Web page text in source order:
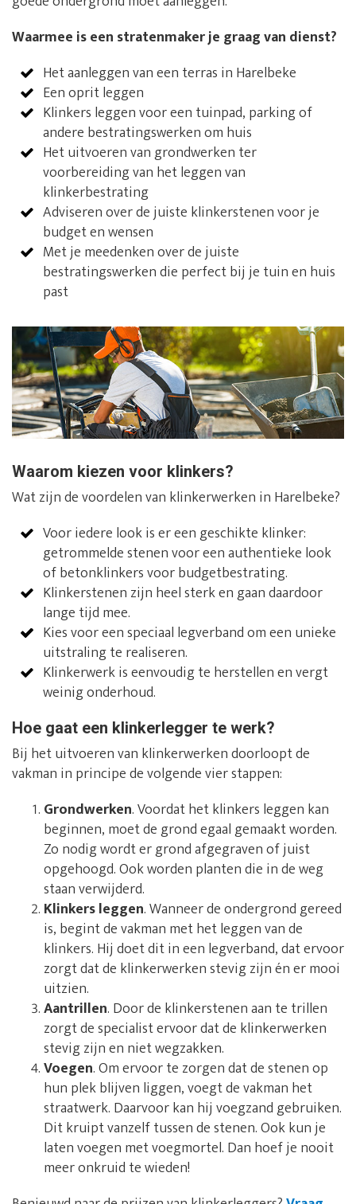
Waarmee is een stratenmaker je graag van dienst?
Het aanleggen van een terras in Harelbeke
Een oprit leggen
Klinkers leggen voor een tuinpad, parking of
andere bestratingswerken om huis
Het uitvoeren van grondwerken ter
voorbereiding van het leggen van
klinkerbestrating
Adviseren over de juiste klinkerstenen voor je
budget en wensen
Met je meedenken over de juiste
bestratingswerken die perfect bij je tuin en huis
past
Waarom kiezen voor klinkers?
Wat zijn de voordelen van klinkerwerken in Harelbeke?
Voor iedere look is er een geschikte klinker:
getrommelde stenen voor een authentieke look
of betonklinkers voor budgetbestrating.
Klinkerstenen zijn heel sterk en gaan daardoor
lange tijd mee.
Kies voor een speciaal legverband om een unieke
uitstraling te realiseren.
Klinkerwerk is eenvoudig te herstellen en vergt
weinig onderhoud.
Hoe gaat een klinkerlegger te werk?
Bij het uitvoeren van klinkerwerken doorloopt de
vakman in principe de volgende vier stappen:
Grondwerken. Voordat het klinkers leggen kan
beginnen, moet de grond egaal gemaakt worden.
Zo nodig wordt er grond afgegraven of juist
opgehoogd. Ook worden planten die in de weg
staan verwijderd.
Klinkers leggen. Wanneer de ondergrond gereed
is, begint de vakman met het leggen van de
klinkers. Hij doet dit in een legverband, dat ervoor
zorgt dat de klinkerwerken stevig zijn én er mooi
uitzien.
Aantrillen. Door de klinkerstenen aan te trillen
zorgt de specialist ervoor dat de klinkerwerken
stevig zijn en niet wegzakken.
Voegen. Om ervoor te zorgen dat de stenen op
hun plek blijven liggen, voegt de vakman het
straatwerk. Daarvoor kan hij voegzand gebruiken.
Dit kruipt vanzelf tussen de stenen. Ook kun je
laten voegen met voegmortel. Dan hoef je nooit
meer onkruid te wieden!